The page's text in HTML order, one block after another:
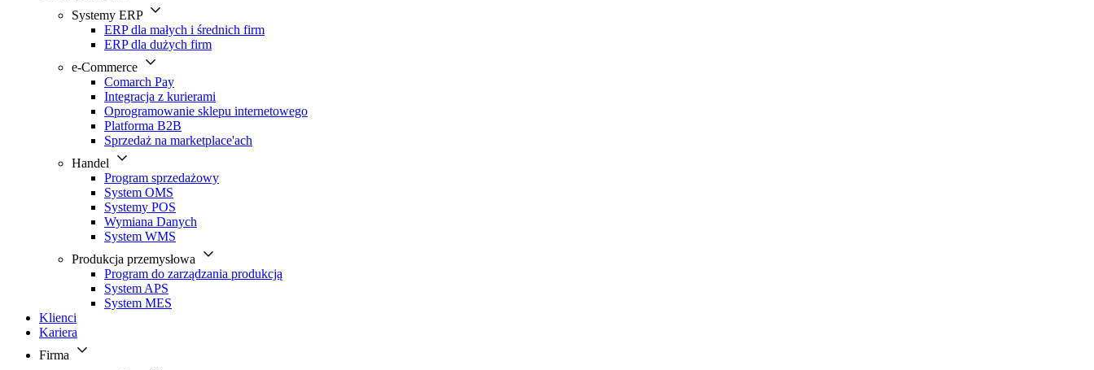
Systemy ERP
ERP dla małych i średnich firm
ERP dla dużych firm
e-Commerce
Comarch Pay
Integracja z kurierami
Oprogramowanie sklepu internetowego
Platforma B2B
Sprzedaż na marketplace'ach
Handel
Program sprzedażowy
System OMS
Systemy POS
Wymiana Danych
System WMS
Produkcja przemysłowa
Program do zarządzania produkcją
System APS
System MES
Klienci
Kariera
Firma